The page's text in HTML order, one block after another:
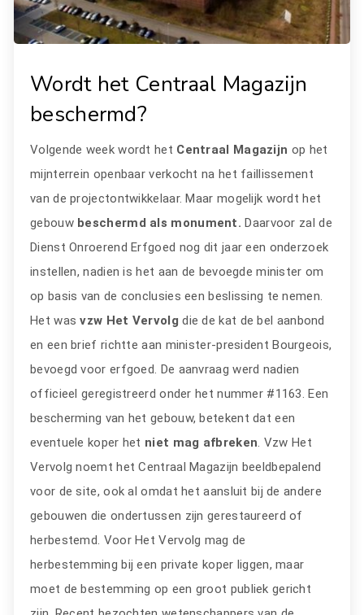
Wordt het Centraal Magazijn
beschermd?
Volgende week wordt het Centraal Magazijn op het
mijnterrein openbaar verkocht na het faillissement
van de projectontwikkelaar. Maar mogelijk wordt het
gebouw beschermd als monument. Daarvoor zal de
Dienst Onroerend Erfgoed nog dit jaar een onderzoek
instellen, nadien is het aan de bevoegde minister om
op basis van de conclusies een beslissing te nemen.
Het was vzw Het Vervolg die de kat de bel aanbond
en een brief richtte aan minister-president Bourgeois,
bevoegd voor erfgoed. De aanvraag werd nadien
officieel geregistreerd onder het nummer #1163. Een
bescherming van het gebouw, betekent dat een
eventuele koper het niet mag afbreken. Vzw Het
Vervolg noemt het Centraal Magazijn beeldbepalend
voor de site, ook al omdat het aansluit bij de andere
gebouwen die ondertussen zijn gerestaureerd of
herbestemd. Voor Het Vervolg mag de
herbestemming bij een private koper liggen, maar
moet de bestemming op een groot publiek gericht